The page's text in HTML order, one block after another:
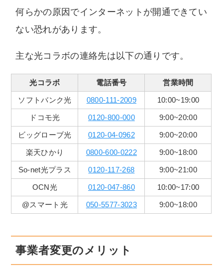
何らかの原因でインターネットが開通できてい
ない恐れがあります。
主な光コラボの連絡先は以下の通りです。
光コラボ 電話番号 営業時間
ソフトバンク光 0800-111-2009 10:00~19:00
ドコモ光 0120-800-000 9:00~20:00
ビッグローブ光 0120-04-0962 9:00~20:00
楽天ひかり 0800-600-0222 9:00~18:00
So-net光プラス 0120-117-268 9:00~21:00
OCN光 0120-047-860 10:00~17:00
@スマート光 050-5577-3023 9:00~18:00
事業者変更のメリット